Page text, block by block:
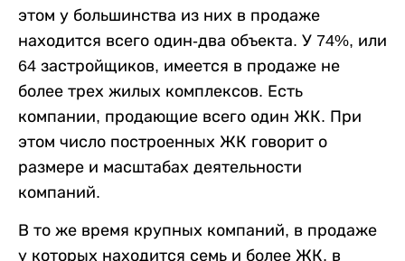
этом у большинства из них в продаже
находится всего один-два объекта. У 74%, или
64 застройщиков, имеется в продаже не
более трех жилых комплексов. Есть
компании, продающие всего один ЖК. При
этом число построенных ЖК говорит о
размере и масштабах деятельности
компаний.
В то же время крупных компаний, в продаже
у которых находится семь и более ЖК, в